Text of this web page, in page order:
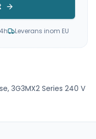
Leverans inom EU
3G3MX2 Series 240 V